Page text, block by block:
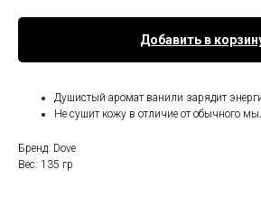
Добавить в
Душистый аромат ванили зарядит
Не сушит кожу в отличие от обычного
Бренд: Dove
Вес: 135 гр